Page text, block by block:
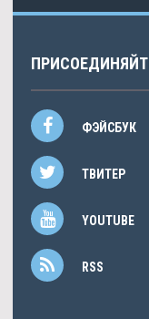
ФЭЙСБУК
ТВИТЕР
YOUTUBE
RSS